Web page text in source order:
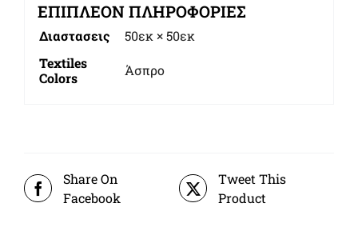
ΕΠΙΠΛΈΟΝ ΠΛΗΡΟΦΟΡΊΕΣ
Διαστασεις
50εκ × 50εκ
Textiles
Colors
Άσπρο
Share On
Facebook
Tweet This
Product